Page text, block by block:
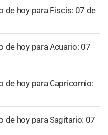
de hoy para Piscis: 07 de
de hoy para Acuario: 07
de hoy para Capricornio:
de hoy para Sagitario: 07